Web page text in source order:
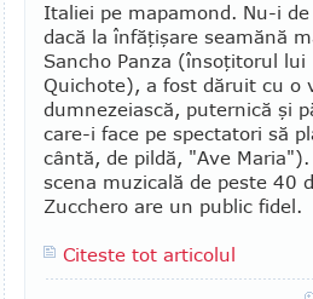
Italiei pe mapamond. Nu-i
dacă la înfăţişare seamănă
Sancho Panza (însoţitorul lui
Quichote), a fost dăruit cu o
dumnezeiască, puternică şi
care-i face pe spectatori să
cântă, de pildă, "Ave
scena muzicală de peste 40
Zucchero are un public fidel.
Citeste tot articolul